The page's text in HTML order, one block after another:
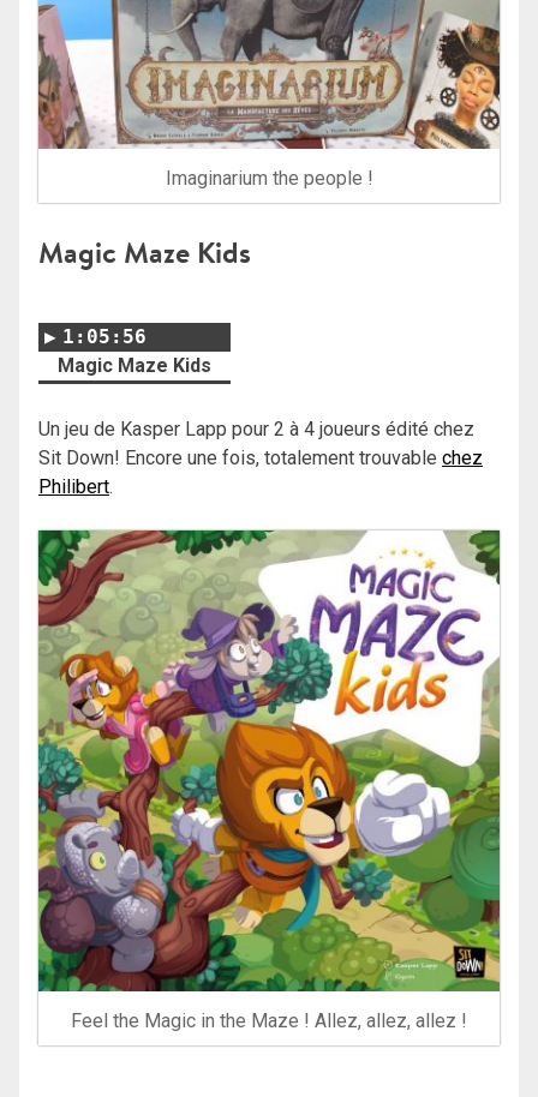
Imaginarium the people !
Magic Maze Kids
1:05:56
Magic Maze Kids
Un jeu de Kasper Lapp pour 2 à 4 joueurs édité chez
Sit Down! Encore une fois, totalement trouvable chez
Philibert.
Feel the Magic in the Maze ! Allez, allez, allez !